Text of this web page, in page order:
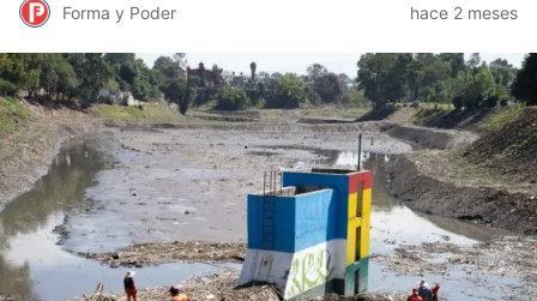
Forma y Poder hace 2 meses